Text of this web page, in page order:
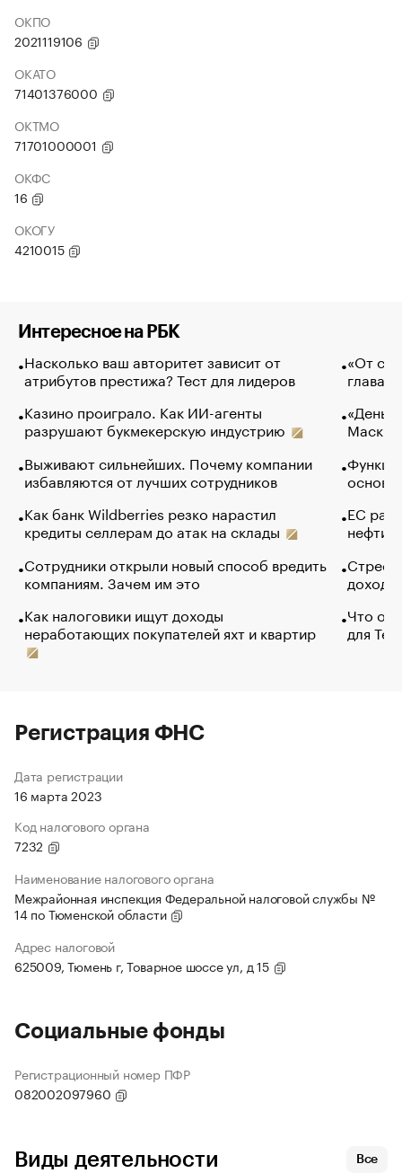
ОКПО
2021119106
ОКАТО
71401376000
ОКТМО
71701000001
ОКФС
16
ОКОГУ
4210015
Интересное на РБК
Насколько ваш авторитет зависит от
атрибутов престижа? Тест для лидеров
Казино проиграло. Как ИИ-агенты
разрушают букмекерскую индустрию
Выживают сильнейших. Почему компании
избавляются от лучших сотрудников
Как банк Wildberries резко нарастил
кредиты селлерам до атак на склады
Сотрудники открыли новый способ вредить
компаниям. Зачем им это
Как налоговики ищут доходы
неработающих покупателей яхт и квартир
«От
глава
Маск в
основ
ЕС
нефти
Что
для
Регистрация ФНС
Дата регистрации
16 марта 2023
Код налогового органа
7232
Наименование налогового органа
Межрайонная инспекция Федеральной налоговой службы №
14 по Тюменской области
Адрес налоговой
625009, Тюмень г, Товарное шоссе ул, д 15
Социальные фонды
Регистрационный номер ПФР
082002097960
Виды деятельности Все